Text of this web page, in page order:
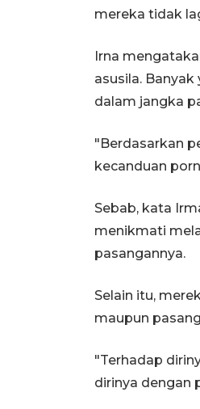
mereka tidak
Irna
asusila.
dalam jangka
"Berdasarkan
kecanduan
Sebab, kata
menikmati
pasangannya.
Selain itu,
maupun
"Terhadap
dirinya dengan